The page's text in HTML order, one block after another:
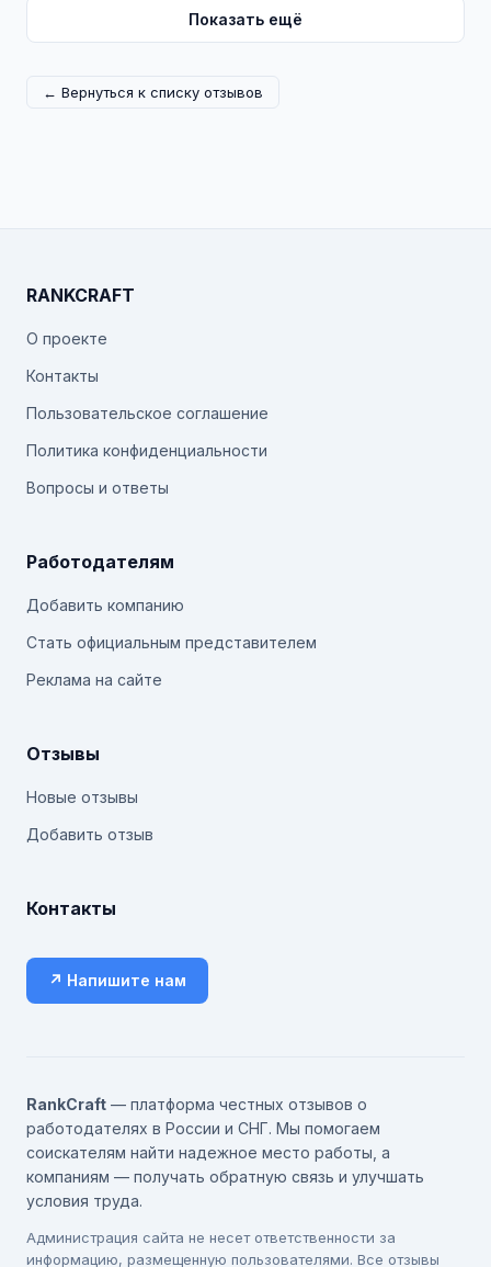
Показать ещё
← Вернуться к списку отзывов
RANKCRAFT
О проекте
Контакты
Пользовательское соглашение
Политика конфиденциальности
Вопросы и ответы
Работодателям
Добавить компанию
Стать официальным представителем
Реклама на сайте
Отзывы
Новые отзывы
Добавить отзыв
Контакты
↗ Напишите нам
RankCraft — платформа честных отзывов о
работодателях в России и СНГ. Мы помогаем
соискателям найти надежное место работы, а
компаниям — получать обратную связь и улучшать
условия труда.
Администрация сайта не несет ответственности за
информацию, размещенную пользователями. Все отзывы